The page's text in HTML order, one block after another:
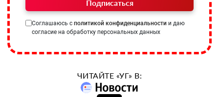
Подписаться
Соглашаюсь с политикой конфиденциальности и даю
согласие на обработку персональных данных
ЧИТАЙТЕ «УГ» В: